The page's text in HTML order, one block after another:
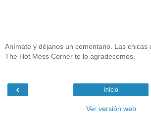
Anímate y déjanos un comentario. Las chicas
The Hot Mess Corner te lo agradecemos.
‹ Inicio
Ver versión web